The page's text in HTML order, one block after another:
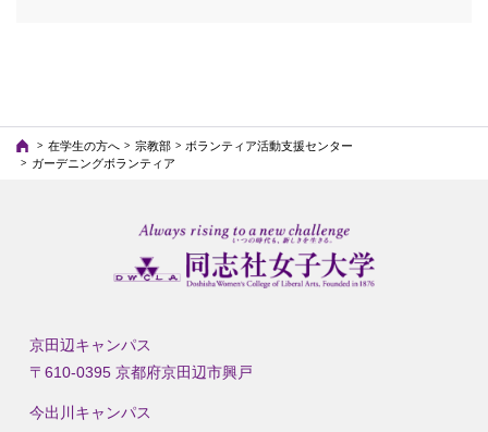
在学生の方へ 宗教部
ボランティア活動支援センター
ガーデニングボランティア
京田辺キャンパス
〒610-0395 京都府京田辺市興戸
今出川キャンパス